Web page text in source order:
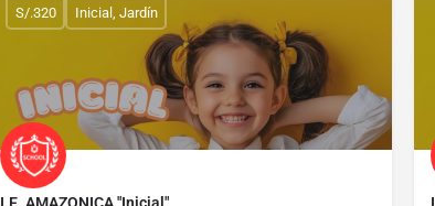
S/.320 Inicial, Jardín